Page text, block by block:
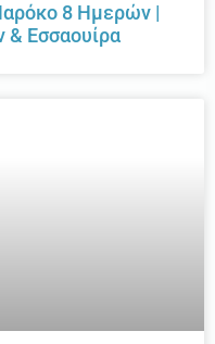
8 Ημερών |
Εσσαουίρα